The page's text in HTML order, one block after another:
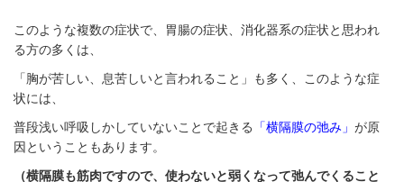
このような複数の症状で、胃腸の症状、消化器系の症状と思われ
る方の多くは、
「胸が苦しい、息苦しいと言われること」も多く、このような症
状には、
普段浅い呼吸しかしていないことで起きる
「横隔膜の弛み」 が原
因ということもあります。
（横隔膜も筋肉ですので、使わないと弱くなって弛んでくること